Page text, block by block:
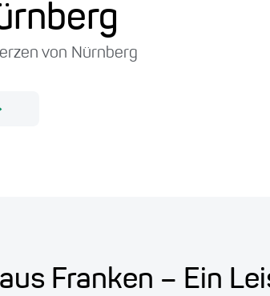
von Nürnberg
Franken – Ein